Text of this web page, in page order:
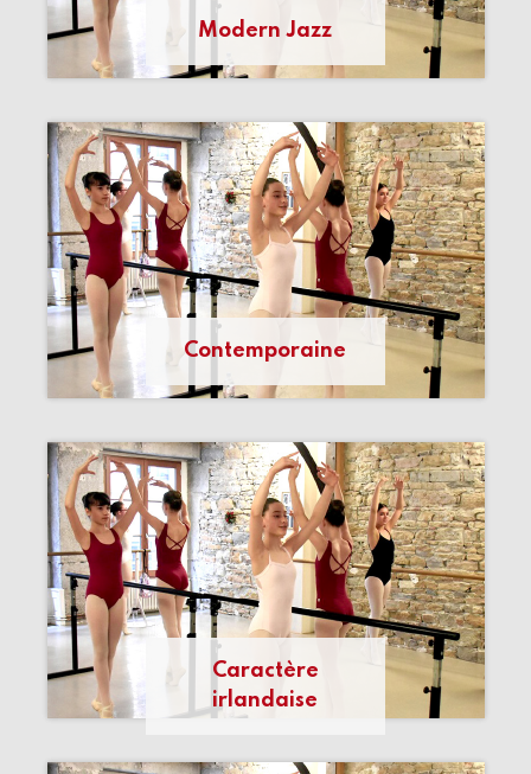
Modern Jazz
Contemporaine
Caractère
irlandaise